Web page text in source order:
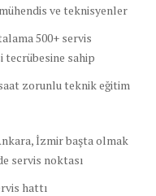
ve teknisyenler
500+ servis
tecrübesine sahip
zorunlu teknik eğitim
İzmir başta olmak
servis noktası
hattı